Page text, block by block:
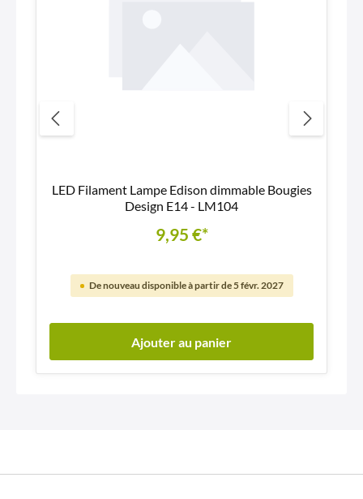
LED Filament Lampe Edison dimmable Bougies
Design E14 - LM104
9,95 €*
De nouveau disponible à partir de 5 févr. 2027
Ajouter au panier